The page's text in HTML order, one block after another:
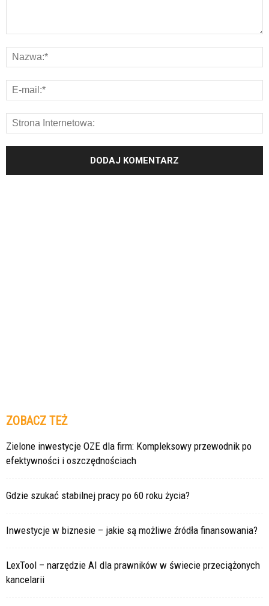
ZOBACZ TEŻ
Zielone inwestycje OZE dla firm: Kompleksowy przewodnik po
efektywności i oszczędnościach
Gdzie szukać stabilnej pracy po 60 roku życia?
Inwestycje w biznesie – jakie są możliwe źródła finansowania?
LexTool – narzędzie AI dla prawników w świecie przeciążonych
kancelarii